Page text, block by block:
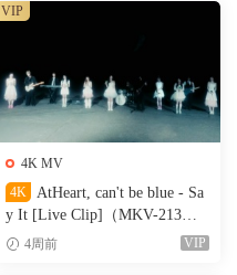
4K MV
4K
AtHeart, can't be blue - Sa
y It [Live Clip]（MKV-213
M）4周前 VIP
VIP